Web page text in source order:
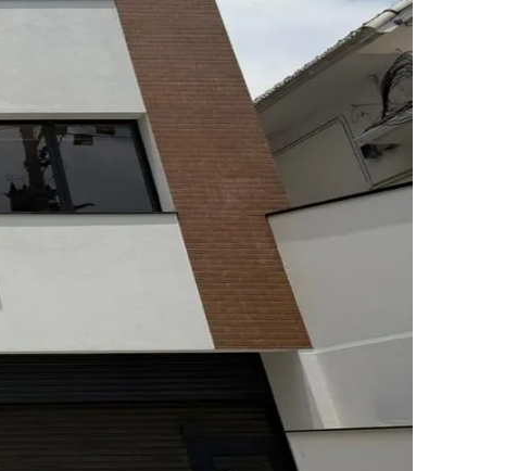
Taboão da Serra Embu das Artes
São Roque